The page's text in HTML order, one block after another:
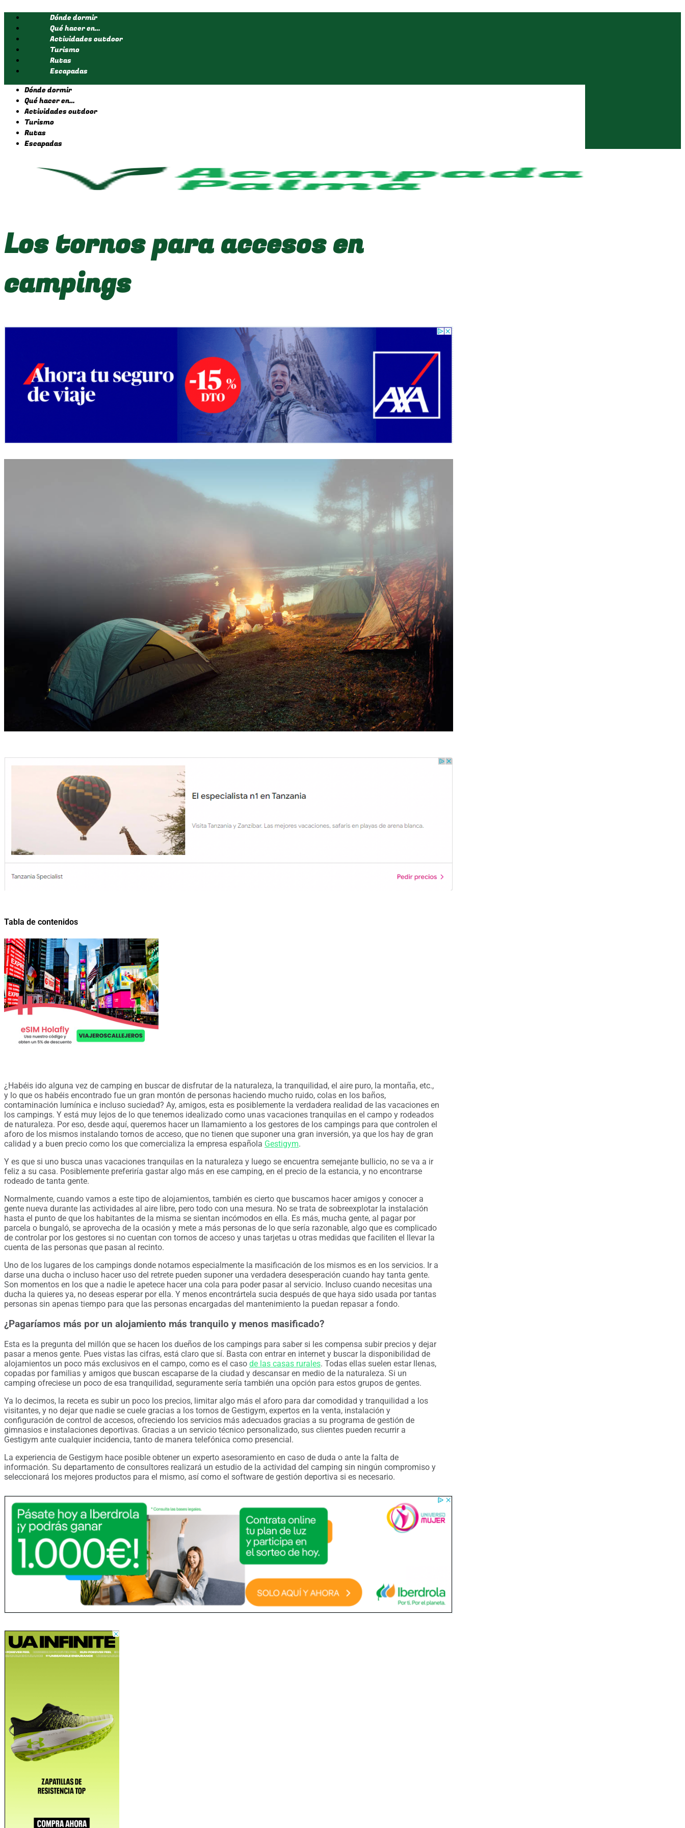
contenido
Dónde dormir
Qué hacer en…
Actividades outdoor
Turismo
Rutas
Escapadas
Dónde dormir
Qué hacer en…
Actividades outdoor
Turismo
Rutas
Escapadas
Los tornos para accesos en
campings
Tabla de contenidos
¿Habéis ido alguna vez de camping en buscar de disfrutar de la naturaleza, la tranquilidad, el aire puro, la montaña, etc.,
y lo que os habéis encontrado fue un gran montón de personas haciendo mucho ruido, colas en los baños,
contaminación lumínica e incluso suciedad? Ay, amigos, esta es posiblemente la verdadera realidad de las vacaciones en
los campings. Y está muy lejos de lo que tenemos idealizado como unas vacaciones tranquilas en el campo y rodeados
de naturaleza. Por eso, desde aquí, queremos hacer un llamamiento a los gestores de los campings para que controlen el
aforo de los mismos instalando tornos de acceso, que no tienen que suponer una gran inversión, ya que los hay de gran
calidad y a buen precio como los que comercializa la empresa española Gestigym.
Y es que si uno busca unas vacaciones tranquilas en la naturaleza y luego se encuentra semejante bullicio, no se va a ir
feliz a su casa. Posiblemente preferiría gastar algo más en ese camping, en el precio de la estancia, y no encontrarse
rodeado de tanta gente.
Normalmente, cuando vamos a este tipo de alojamientos, también es cierto que buscamos hacer amigos y conocer a
gente nueva durante las actividades al aire libre, pero todo con una mesura. No se trata de sobreexplotar la instalación
hasta el punto de que los habitantes de la misma se sientan incómodos en ella. Es más, mucha gente, al pagar por
parcela o bungaló, se aprovecha de la ocasión y mete a más personas de lo que sería razonable, algo que es complicado
de controlar por los gestores si no cuentan con tornos de acceso y unas tarjetas u otras medidas que faciliten el llevar la
cuenta de las personas que pasan al recinto.
Uno de los lugares de los campings donde notamos especialmente la masificación de los mismos es en los servicios. Ir a
darse una ducha o incluso hacer uso del retrete pueden suponer una verdadera desesperación cuando hay tanta gente.
Son momentos en los que a nadie le apetece hacer una cola para poder pasar al servicio. Incluso cuando necesitas una
ducha la quieres ya, no deseas esperar por ella. Y menos encontrártela sucia después de que haya sido usada por tantas
personas sin apenas tiempo para que las personas encargadas del mantenimiento la puedan repasar a fondo.
¿Pagaríamos más por un alojamiento más tranquilo y menos masificado?
Esta es la pregunta del millón que se hacen los dueños de los campings para saber si les compensa subir precios y dejar
pasar a menos gente. Pues vistas las cifras, está claro que sí. Basta con entrar en internet y buscar la disponibilidad de
alojamientos un poco más exclusivos en el campo, como es el caso de las casas rurales. Todas ellas suelen estar llenas,
copadas por familias y amigos que buscan escaparse de la ciudad y descansar en medio de la naturaleza. Si un
camping ofreciese un poco de esa tranquilidad, seguramente sería también una opción para estos grupos de gentes.
Ya lo decimos, la receta es subir un poco los precios, limitar algo más el aforo para dar comodidad y tranquilidad a los
visitantes, y no dejar que nadie se cuele gracias a los tornos de Gestigym, expertos en la venta, instalación y
configuración de control de accesos, ofreciendo los servicios más adecuados gracias a su programa de gestión de
gimnasios e instalaciones deportivas. Gracias a un servicio técnico personalizado, sus clientes pueden recurrir a
Gestigym ante cualquier incidencia, tanto de manera telefónica como presencial.
La experiencia de Gestigym hace posible obtener un experto asesoramiento en caso de duda o ante la falta de
información. Su departamento de consultores realizará un estudio de la actividad del camping sin ningún compromiso y
seleccionará los mejores productos para el mismo, así como el software de gestión deportiva si es necesario.